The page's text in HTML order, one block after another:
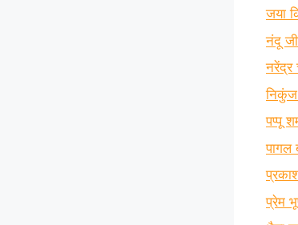
जया
नंदू
पप्पू
पागल
प्रेम